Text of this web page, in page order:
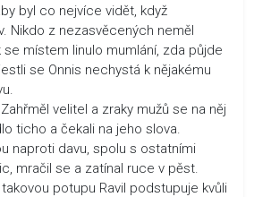
byl co nejvíce vidět, když
Nikdo z nezasvěcených neměl
místem linulo mumlání, zda půjde
se Onnis nechystá k nějakému
velitel a zraky mužů se na něj
ticho a čekali na jeho slova.
naproti davu, spolu s ostatními
mračil se a zatínal ruce v pěst.
potupu Ravil podstupuje kvůli